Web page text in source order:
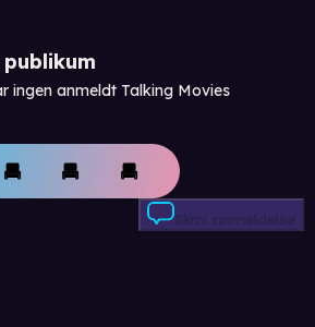
ingen anmeldt Talking Movies
Skriv anmeldelse